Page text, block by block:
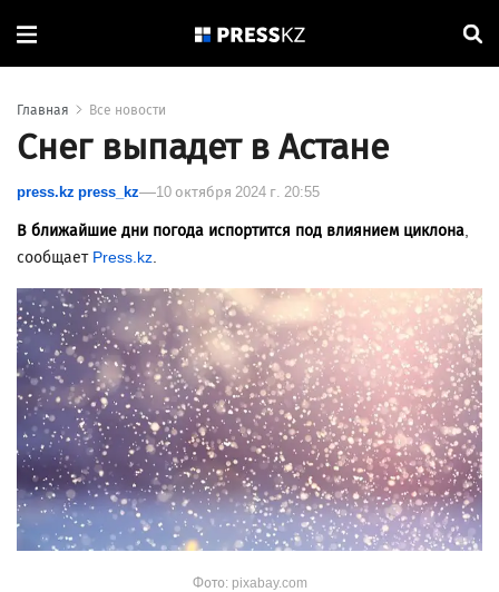
Главная Все новости
Снег выпадет в Астане
press.kz press_kz 10 октября 2024 г. 20:55
В ближайшие дни погода испортится под влиянием циклона,
сообщает Press.kz.
Фото: pixabay.com